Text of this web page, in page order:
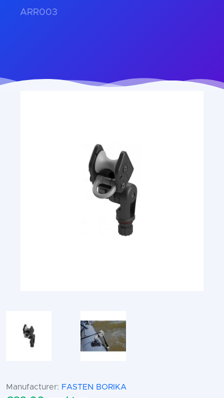
ARR003
Manufacturer: FASTEN BORIKA